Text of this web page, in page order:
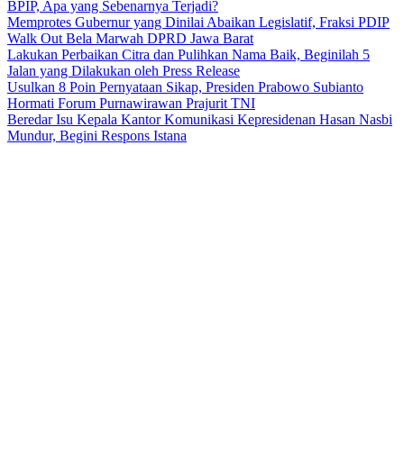
BPIP, Apa yang Sebenarnya Terjadi?
Memprotes Gubernur yang Dinilai Abaikan Legislatif, Fraksi PDIP
Walk Out Bela Marwah DPRD Jawa Barat
Lakukan Perbaikan Citra dan Pulihkan Nama Baik, Beginilah 5
Jalan yang Dilakukan oleh Press Release
Usulkan 8 Poin Pernyataan Sikap, Presiden Prabowo Subianto
Hormati Forum Purnawirawan Prajurit TNI
Beredar Isu Kepala Kantor Komunikasi Kepresidenan Hasan Nasbi
Mundur, Begini Respons Istana